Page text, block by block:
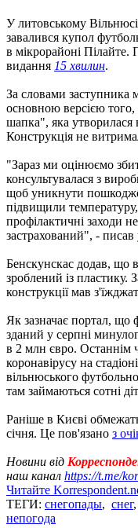
У литовському
завалився купол
в мікрорайоні Пілайте.
видання 15 хвилин.
За словами заступника
основною версією того,
шапка", яка утворилася
Конструкція не
"Зараз ми оцінюємо
консультувалася з
щоб уникнути
підвищили
профілактичні заходи
застрахований", - писав
Бенскунскас додав, що
зроблений із пластику.
конструкції мав
Як зазначає портал, що
зданий у серпні
в 2 млн євро. Останнім
коронавірусу на
вільнюського
там займаються сотні
Раніше в Києві
січня. Це пов'язано з
Новини від
наш канал https://t.me/
Читайте
ТЕГИ: снегопады, снег,
непогода